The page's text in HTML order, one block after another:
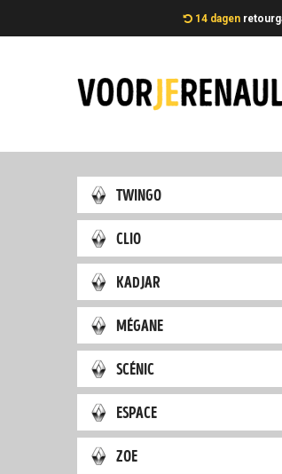
14 dagen
twingo
clio
kadjar
mégane
scénic
espace
zoe